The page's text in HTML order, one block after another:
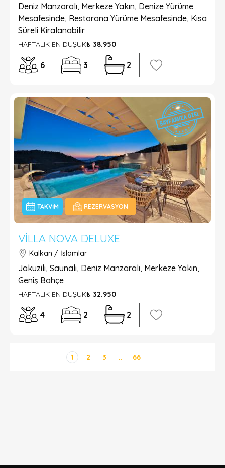
Deniz Manzaralı, Merkeze Yakın, Denize Yürüme
Mesafesinde, Restorana Yürüme Mesafesinde, Kısa
Süreli Kiralanabilir
HAFTALIK EN DÜŞÜK₺ 38.950
6 3 2
TAKVIM REZERVASYON
VILLA NOVA DELUXE
Kalkan / İslamlar
Jakuzili, Saunalı, Deniz Manzaralı, Merkeze Yakın,
Geniş Bahçe
HAFTALIK EN DÜŞÜK₺ 32.950
4 2 2
1 2 3 .. 66